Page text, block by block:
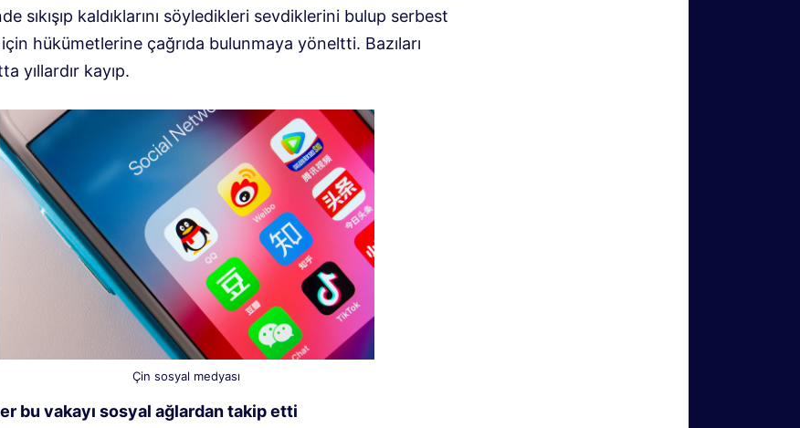
sıkışıp kaldıklarını söyledikleri sevdiklerini bulup serbest
için hükümetlerine çağrıda bulunmaya yöneltti. Bazıları
yıllardır kayıp.
Çin sosyal medyası
bu vakayı sosyal ağlardan takip etti